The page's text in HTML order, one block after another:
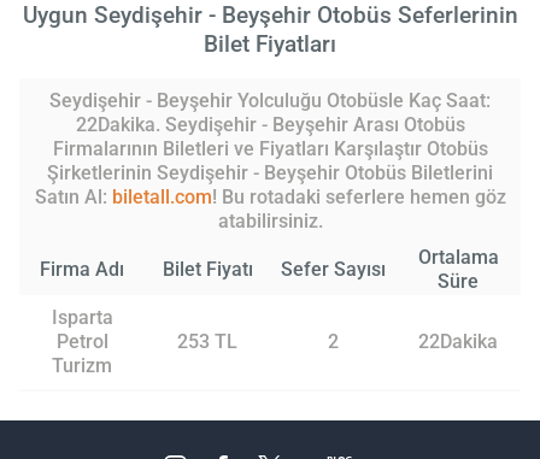
Uygun Seydişehir - Beyşehir Otobüs Seferlerinin
Bilet Fiyatları
Seydişehir - Beyşehir Yolculuğu Otobüsle Kaç Saat:
22Dakika. Seydişehir - Beyşehir Arası Otobüs
Firmalarının Biletleri ve Fiyatları Karşılaştır Otobüs
Şirketlerinin Seydişehir - Beyşehir Otobüs Biletlerini
Satın Al: biletall.com! Bu rotadaki seferlere hemen göz
atabilirsiniz.
Firma Adı Bilet Fiyatı Sefer Sayısı
Ortalama
Süre
Isparta
Petrol
Turizm
253 TL 2 22Dakika